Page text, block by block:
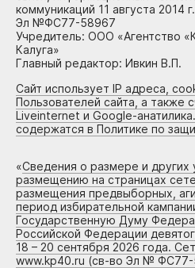
коммуникаций 11 августа 2014
Эл №ФС77-58967
Учредитель: ООО «Агентство
Калуга»
Главный редактор: Ивкин В.П.
Сайт использует IP адреса,
Пользователей сайта, а также
Liveinternet и Google-
содержатся в Политике по
«Сведения о размере и других
размещению на страницах
размещения предвыборных,
период избирательной
Государственную Думу
Российской Федерации
18 – 20 сентября 2026 года.
www.kp40.ru (св-во Эл № ФС77-